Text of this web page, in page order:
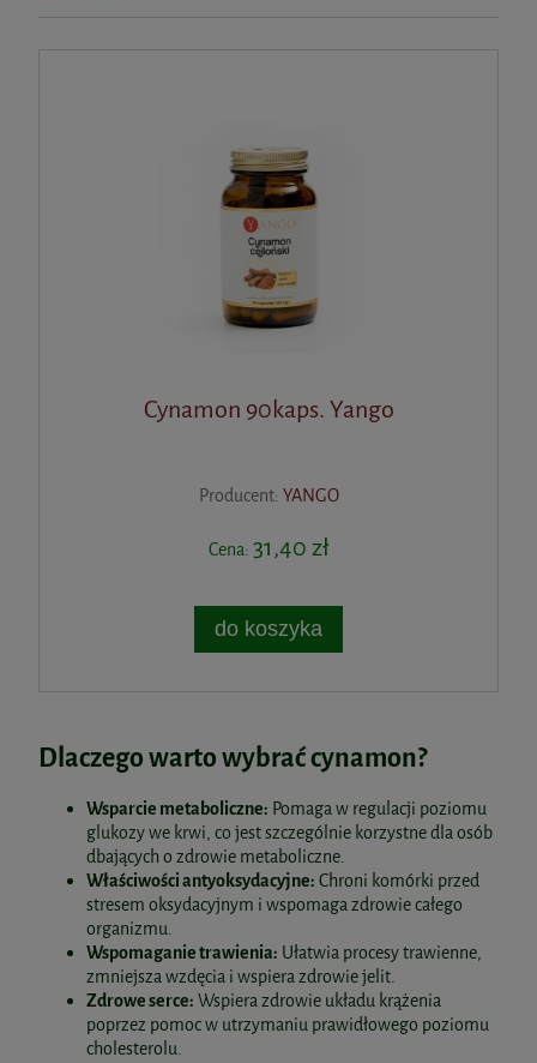
Cynamon 90kaps. Yango
Producent: YANGO
Cena: 31,40 zł
do koszyka
Dlaczego warto wybrać cynamon?
Wsparcie metaboliczne: Pomaga w regulacji poziomu
glukozy we krwi, co jest szczególnie korzystne dla osób
dbających o zdrowie metaboliczne.
Właściwości antyoksydacyjne: Chroni komórki przed
stresem oksydacyjnym i wspomaga zdrowie całego
organizmu.
Wspomaganie trawienia: Ułatwia procesy trawienne,
zmniejsza wzdęcia i wspiera zdrowie jelit.
Zdrowe serce: Wspiera zdrowie układu krążenia
poprzez pomoc w utrzymaniu prawidłowego poziomu
cholesterolu.